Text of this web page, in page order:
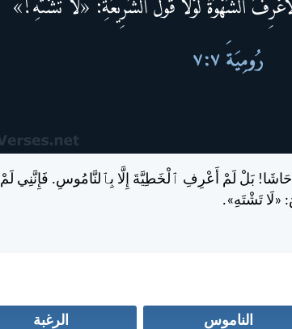
بَلْ لَمْ أَعْرِفِ ٱلْخَطِيَّةَ إِلَّا بِٱلنَّامُوسِ. فَإِنَّنِي لَمْ
تَشْتَهِ».
الناموس الرغبة